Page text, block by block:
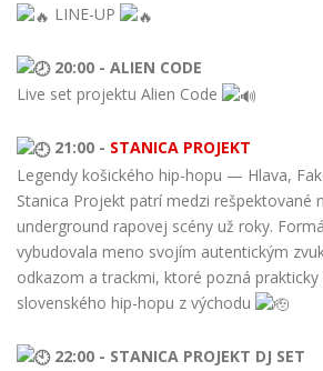
LINE-UP
20:00 - ALIEN CODE
Live set projektu Alien Code
21:00 - STANICA PROJEKT
Legendy košického hip-hopu — Hlava,
Stanica Projekt patrí medzi rešpektované
underground rapovej scény už roky.
vybudovala meno svojím autentickým
odkazom a trackmi, ktoré pozná prakticky
slovenského hip-hopu z východu
22:00 - STANICA PROJEKT DJ SET